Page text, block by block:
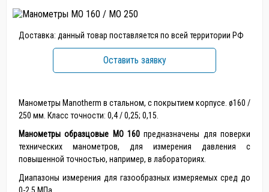
Доставка: данный товар поставляется по всей территории РФ
Оставить заявку
Манометры Manotherm в стальном, с покрытием корпусе. ø160 /
250 мм. Класс точности: 0,4 / 0,25; 0,15.
Манометры образцовые МО 160 предназначены для поверки
технических манометров, для измерения давления с
повышенной точностью, например, в лабораториях.
Диапазоны измерения для газообразных измеряемых сред до